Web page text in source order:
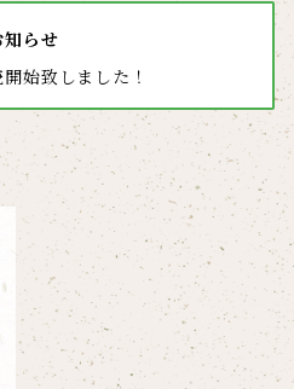
知らせ
始致しました！